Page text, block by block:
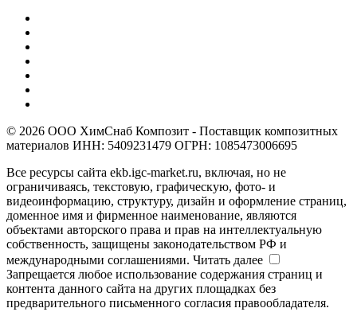
© 2026 ООО ХимСнаб Композит - Поставщик композитных
материалов ИНН: 5409231479 ОГРН: 1085473006695
Все ресурсы сайта ekb.igc-market.ru, включая, но не
ограничиваясь, текстовую, графическую, фото- и
видеоинформацию, структуру, дизайн и оформление страниц,
доменное имя и фирменное наименование, являются
объектами авторского права и прав на интеллектуальную
собственность, защищены законодательством РФ и
международными соглашениями. Читать далее
Запрещается любое использование содержания страниц и
контента данного сайта на других площадках без
предварительного письменного согласия правообладателя.